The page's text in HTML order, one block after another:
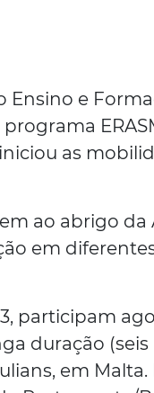
Ensino e
as
ao abrigo da
em
participam
duração (seis
em Malta.